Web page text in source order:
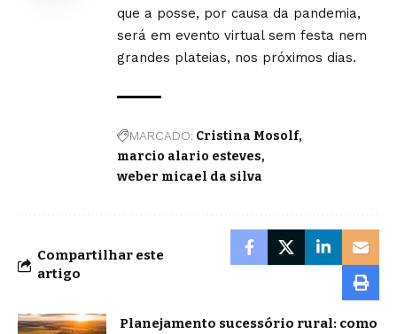
que a posse, por causa da pandemia,
será em evento virtual sem festa nem
grandes plateias, nos próximos dias.
MARCADO: Cristina Mosolf
marcio alario esteves
weber micael da silva
Compartilhar este
artigo
Planejamento sucessório rural: como